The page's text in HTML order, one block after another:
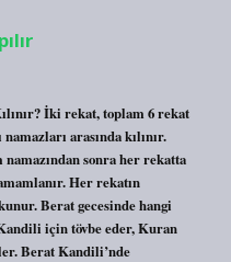
İki rekat, toplam 6 rekat
arasında kılınır.
sonra her rekatta
Her rekatın
Berat gecesinde hangi
için tövbe eder, Kuran
Berat Kandili’nde